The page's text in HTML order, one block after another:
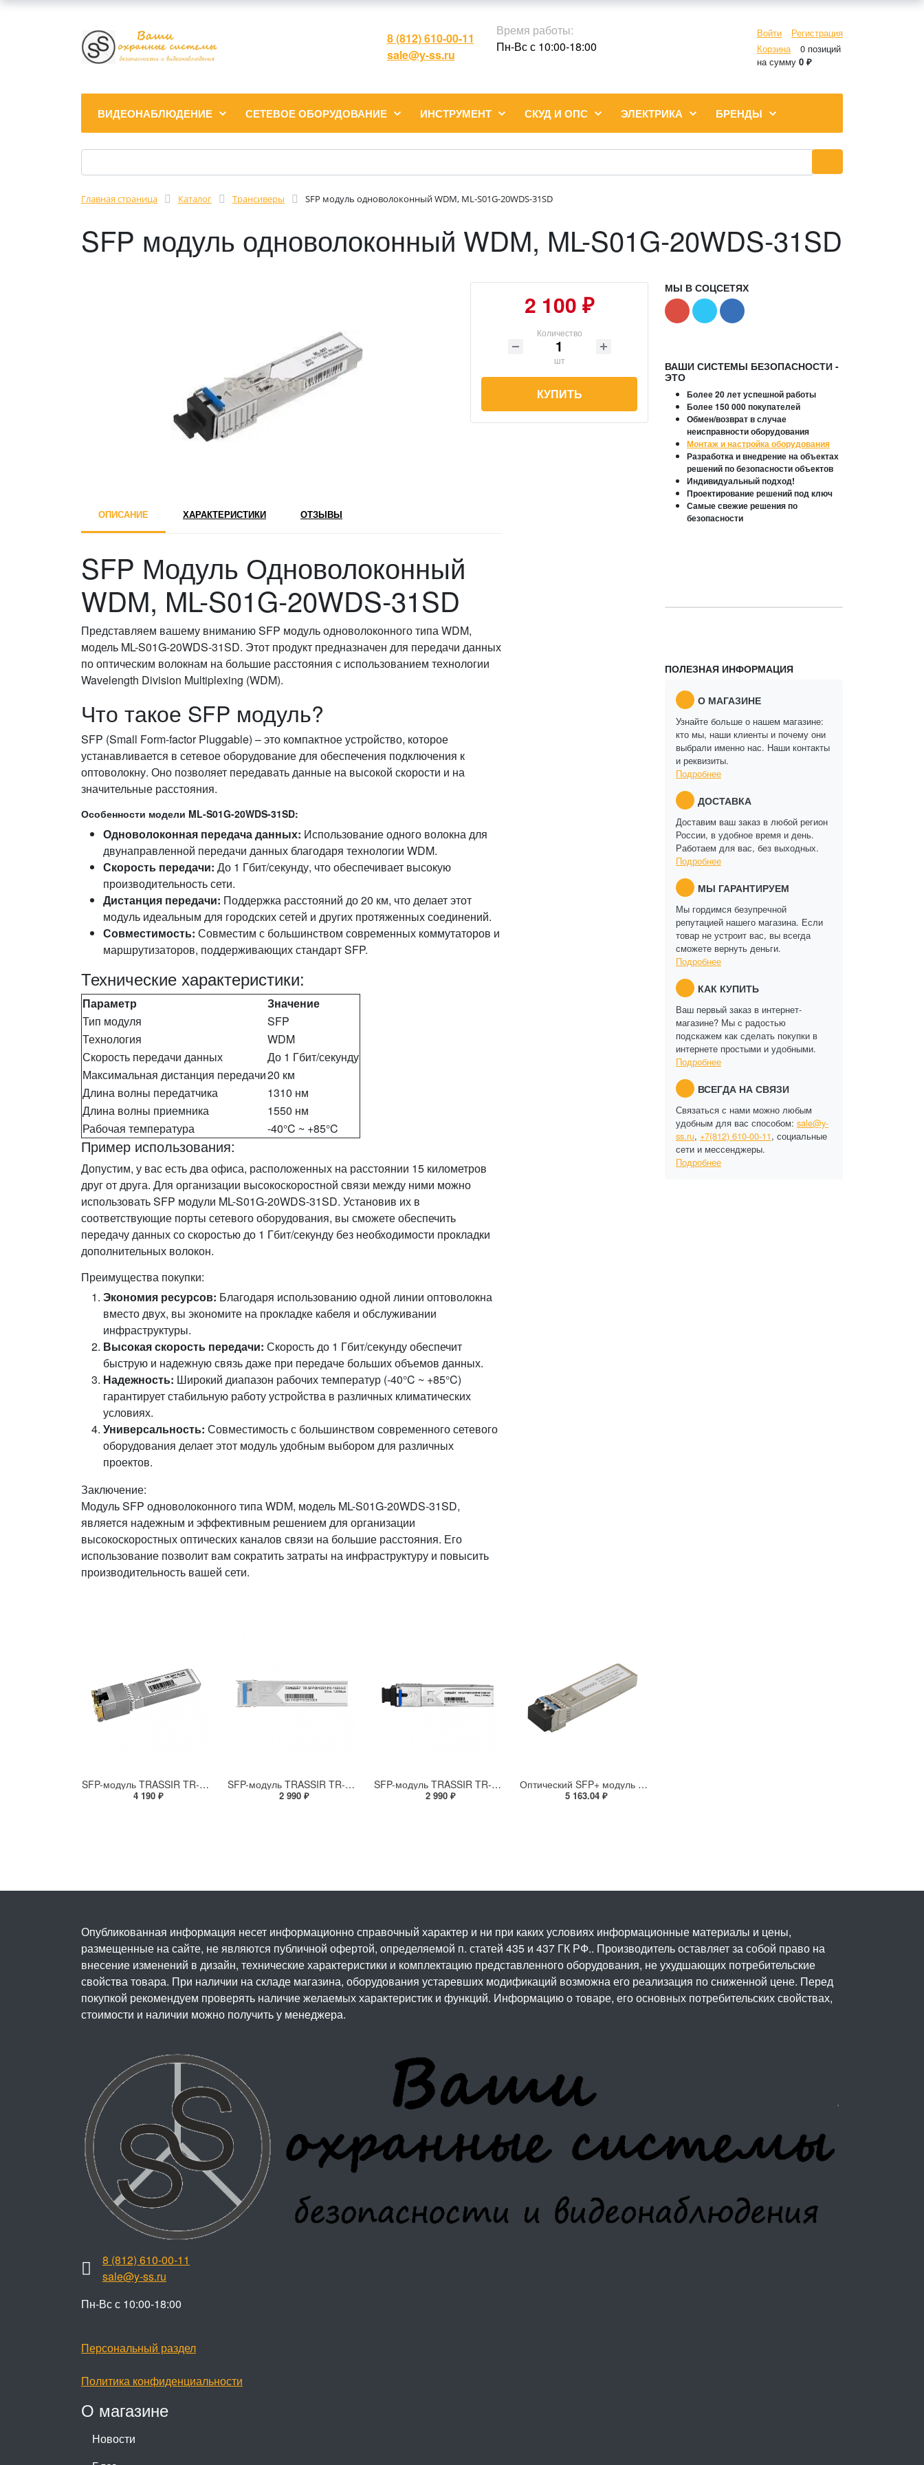
Войти
Регистрация
Корзина
0 позиций
на сумму 0 ₽
8 (812) 610-00-11
sale@y-ss.ru
Время работы:
Пн-Вс с 10:00-18:00
ВИДЕОНАБЛЮДЕНИЕ СЕТЕВОЕ ОБОРУДОВАНИЕ ИНСТРУМЕНТ СКУД И ОПС ЭЛЕКТРИКА БРЕНДЫ
Главная страница Каталог Трансиверы SFP модуль одноволоконный WDM, ML-S01G-20WDS-31SD
SFP модуль одноволоконный WDM, ML-S01G-20WDS-31SD
2 100 ₽
Количество
шт
КУПИТЬ
ОПИСАНИЕ ХАРАКТЕРИСТИКИ ОТЗЫВЫ
SFP Модуль Одноволоконный
WDM, ML-S01G-20WDS-31SD
Представляем вашему вниманию SFP модуль одноволоконного типа WDM,
модель ML-S01G-20WDS-31SD. Этот продукт предназначен для передачи данных
по оптическим волокнам на большие расстояния с использованием технологии
Wavelength Division Multiplexing (WDM).
Что такое SFP модуль?
SFP (Small Form-factor Pluggable) – это компактное устройство, которое
устанавливается в сетевое оборудование для обеспечения подключения к
оптоволокну. Оно позволяет передавать данные на высокой скорости и на
значительные расстояния.
Особенности модели ML-S01G-20WDS-31SD:
Одноволоконная передача данных: Использование одного волокна для
двунаправленной передачи данных благодаря технологии WDM.
Скорость передачи: До 1 Гбит/секунду, что обеспечивает высокую
производительность сети.
Дистанция передачи: Поддержка расстояний до 20 км, что делает этот
модуль идеальным для городских сетей и других протяженных соединений.
Совместимость: Совместим с большинством современных коммутаторов и
маршрутизаторов, поддерживающих стандарт SFP.
Технические характеристики:
Параметр
Значение
Тип модуля
SFP
Технология
WDM
Скорость передачи данных
До 1 Гбит/секунду
Максимальная дистанция передачи20 км
Длина волны передатчика
1310 нм
Длина волны приемника
1550 нм
Рабочая температура
-40°C ~ +85°C
Пример использования:
Допустим, у вас есть два офиса, расположенных на расстоянии 15 километров
друг от друга. Для организации высокоскоростной связи между ними можно
использовать SFP модули ML-S01G-20WDS-31SD. Установив их в
соответствующие порты сетевого оборудования, вы сможете обеспечить
передачу данных со скоростью до 1 Гбит/секунду без необходимости прокладки
дополнительных волокон.
Преимущества покупки:
Экономия ресурсов: Благодаря использованию одной линии оптоволокна
вместо двух, вы экономите на прокладке кабеля и обслуживании
инфраструктуры.
Высокая скорость передачи: Скорость до 1 Гбит/секунду обеспечит
быструю и надежную связь даже при передаче больших объемов данных.
Надежность: Широкий диапазон рабочих температур (-40°C ~ +85°C)
гарантирует стабильную работу устройства в различных климатических
условиях.
Универсальность: Совместимость с большинством современного сетевого
оборудования делает этот модуль удобным выбором для различных
проектов.
Заключение:
Модуль SFP одноволоконного типа WDM, модель ML-S01G-20WDS-31SD,
является надежным и эффективным решением для организации
высокоскоростных оптических каналов связи на большие расстояния. Его
использование позволит вам сократить затраты на инфраструктуру и повысить
производительность вашей сети.
SFP-модуль TRASSIR TR-SFP-RJ45
4 190 ₽
SFP-модуль TRASSIR TR-SFP201SS1310-1550-LC
2 990 ₽
SFP-модуль TRASSIR TR-SFP201SS1310-1550-SC
2 990 ₽
Оптический SFP+ модуль (трансивер) Osnovo SFP-S2LC16-10G-1310-1310
5 163.04 ₽
МЫ В СОЦСЕТЯХ
ВАШИ СИСТЕМЫ БЕЗОПАСНОСТИ -
ЭТО
Более 20 лет успешной работы
Более 150 000 покупателей
Обмен/возврат в случае
неисправности оборудования
Монтаж и настройка оборудования
Разработка и внедрение на объектах
решений по безопасности объектов
Индивидуальный подход!
Проектирование решений под ключ
Самые свежие решения по
безопасности
ПОЛЕЗНАЯ ИНФОРМАЦИЯ
О МАГАЗИНЕ
Узнайте больше о нашем магазине:
кто мы, наши клиенты и почему они
выбрали именно нас. Наши контакты
и реквизиты.
Подробнее
ДОСТАВКА
Доставим ваш заказ в любой регион
России, в удобное время и день.
Работаем для вас, без выходных.
Подробнее
МЫ ГАРАНТИРУЕМ
Мы гордимся безупречной
репутацией нашего магазина. Если
товар не устроит вас, вы всегда
сможете вернуть деньги.
Подробнее
КАК КУПИТЬ
Ваш первый заказ в интернет-
магазине? Мы с радостью
подскажем как сделать покупки в
интернете простыми и удобными.
Подробнее
ВСЕГДА НА СВЯЗИ
Связаться с нами можно любым
удобным для вас способом: sale@y-
ss.ru, +7(812) 610-00-11, социальные
сети и мессенджеры.
Подробнее
О магазине
Новости
8 (812) 610-00-11
sale@y-ss.ru
Пн-Вс с 10:00-18:00
Персональный раздел
Политика конфиденциальности
Опубликованная информация несет информационно справочный характер и ни при каких условиях информационные материалы и цены,
размещенные на сайте, не являются публичной офертой, определяемой п. статей 435 и 437 ГК РФ.. Производитель оставляет за собой право на
внесение изменений в дизайн, технические характеристики и комплектацию представленного оборудования, не ухудшающих потребительские
свойства товара. При наличии на складе магазина, оборудования устаревших модификаций возможна его реализация по сниженной цене. Перед
покупкой рекомендуем проверять наличие желаемых характеристик и функций. Информацию о товаре, его основных потребительских свойствах,
стоимости и наличии можно получить у менеджера.